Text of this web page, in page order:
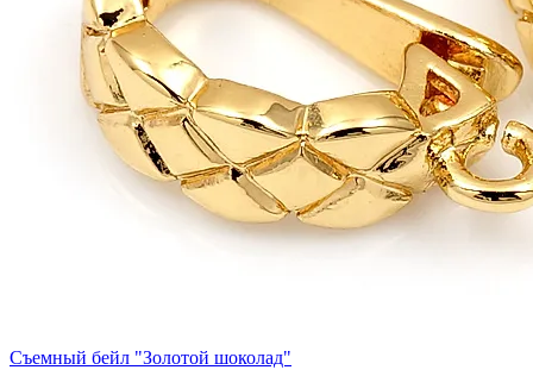
Съемный бейл "Золотой шоколад"